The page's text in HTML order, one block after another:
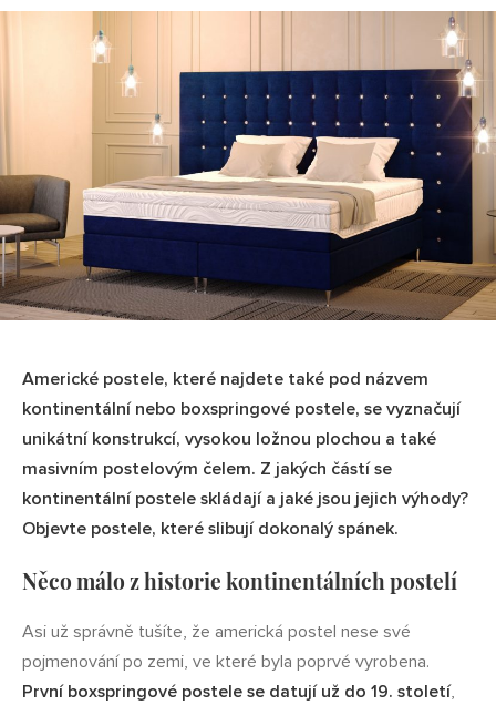
Americké postele, které najdete také pod názvem
kontinentální nebo boxspringové postele, se vyznačují
unikátní konstrukcí, vysokou ložnou plochou a také
masivním postelovým čelem. Z jakých částí se
kontinentální postele skládají a jaké jsou jejich výhody?
Objevte postele, které slibují dokonalý spánek.
Něco málo z historie kontinentálních postelí
Asi už správně tušíte, že americká postel nese své
pojmenování po zemi, ve které byla poprvé vyrobena.
První boxspringové postele se datují už do 19. století,